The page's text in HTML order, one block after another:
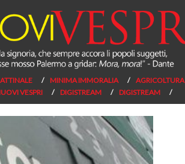
MINIMA IMMORALIA AGRICOLTURA
VESPRI DIGISTREAM DIGISTREAM